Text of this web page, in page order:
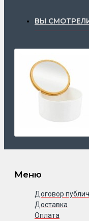
ВЫ
Меню
Договор
Доставка
Оплата